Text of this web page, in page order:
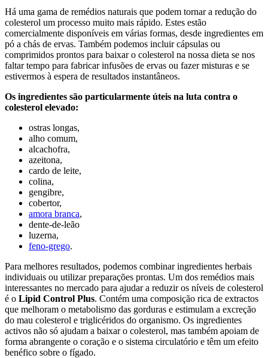
Há uma gama de remédios naturais que podem tornar a redução do
colesterol um processo muito mais rápido. Estes estão
comercialmente disponíveis em várias formas, desde ingredientes em
pó a chás de ervas. Também podemos incluir cápsulas ou
comprimidos prontos para baixar o colesterol na nossa dieta se nos
faltar tempo para fabricar infusões de ervas ou fazer misturas e se
estivermos à espera de resultados instantâneos.
Os ingredientes são particularmente úteis na luta contra o
colesterol elevado:
ostras longas,
alho comum,
alcachofra,
azeitona,
cardo de leite,
colina,
gengibre,
cobertor,
amora branca,
dente-de-leão
luzerna,
feno-grego.
Para melhores resultados, podemos combinar ingredientes herbais
individuais ou utilizar preparações prontas. Um dos remédios mais
interessantes no mercado para ajudar a reduzir os níveis de colesterol
é o Lipid Control Plus. Contém uma composição rica de extractos
que melhoram o metabolismo das gorduras e estimulam a excreção
do mau colesterol e triglicéridos do organismo. Os ingredientes
activos não só ajudam a baixar o colesterol, mas também apoiam de
forma abrangente o coração e o sistema circulatório e têm um efeito
benéfico sobre o fígado.